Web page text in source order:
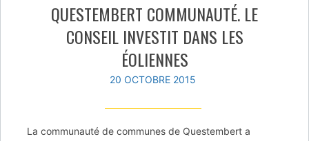
QUESTEMBERT COMMUNAUTÉ. LE
CONSEIL INVESTIT DANS LES
ÉOLIENNES
20 OCTOBRE 2015
La communauté de communes de Questembert a